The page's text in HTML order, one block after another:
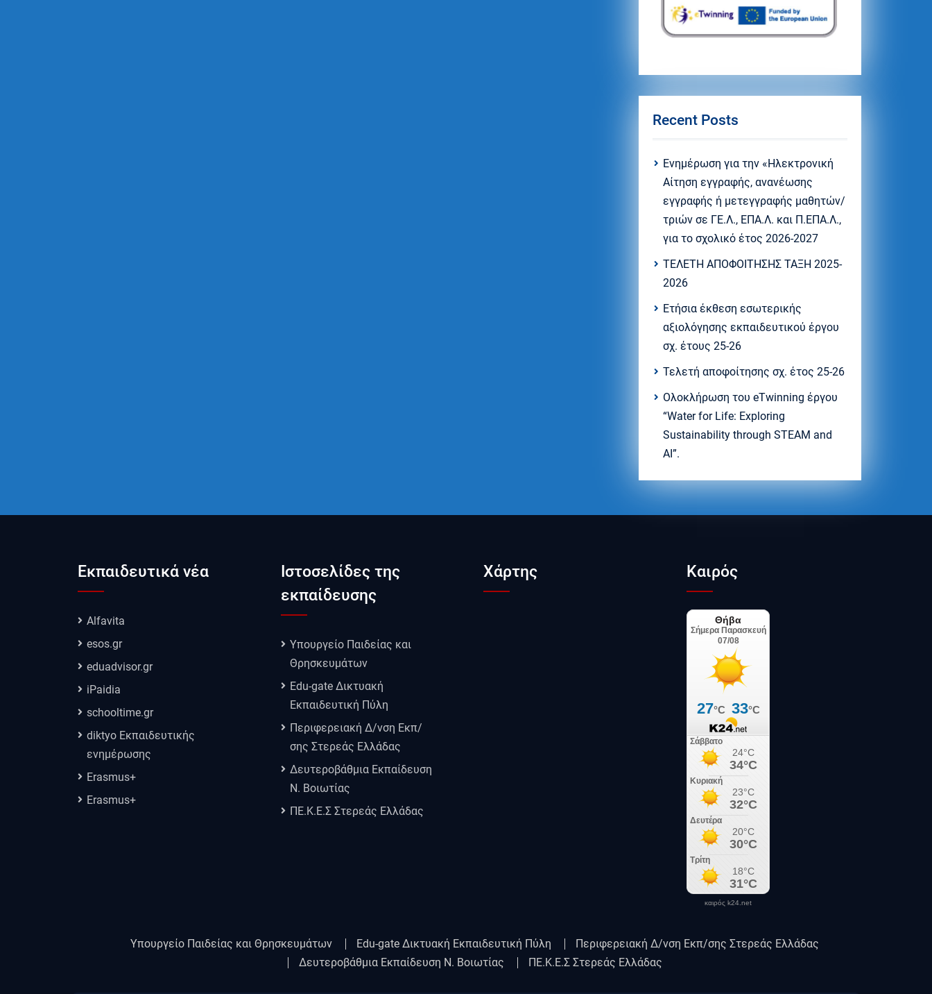
Recent Posts
Eνημέρωση για την «Ηλεκτρονική
Αίτηση εγγραφής, ανανέωσης
εγγραφής ή μετεγγραφής μαθητών/
τριών σε ΓΕ.Λ., ΕΠΑ.Λ. και Π.ΕΠΑ.Λ.,
για το σχολικό έτος 2026-2027
ΤΕΛΕΤΗ ΑΠΟΦΟΙΤΗΣΗΣ ΤΑΞΗ 2025-
2026
Ετήσια έκθεση εσωτερικής
αξιολόγησης εκπαιδευτικού έργου
σχ. έτους 25-26
Τελετή αποφοίτησης σχ. έτος 25-26
Ολοκλήρωση του eTwinning έργου
“Water for Life: Exploring
Sustainability through STEAM and
AI”.
Εκπαιδευτικά νέα
Alfavita
esos.gr
eduadvisor.gr
iPaidia
schooltime.gr
diktyo Εκπαιδευτικής
ενημέρωσης
Erasmus+
Erasmus+
Ιστοσελίδες της
εκπαίδευσης
Υπουργείο Παιδείας και
Θρησκευμάτων
Edu-gate Δικτυακή
Εκπαιδευτική Πύλη
Περιφερειακή Δ/νση Εκπ/
σης Στερεάς Ελλάδας
Δευτεροβάθμια Εκπαίδευση
Ν. Βοιωτίας
ΠΕ.Κ.Ε.Σ Στερεάς Ελλάδας
Χάρτης Καιρός
καιρός k24.net
Υπουργείο Παιδείας και Θρησκευμάτων Edu-gate Δικτυακή Εκπαιδευτική Πύλη
Περιφερειακή Δ/νση Εκπ/σης Στερεάς Ελλάδας
Δευτεροβάθμια Εκπαίδευση Ν. Βοιωτίας
ΠΕ.Κ.Ε.Σ Στερεάς Ελλάδας